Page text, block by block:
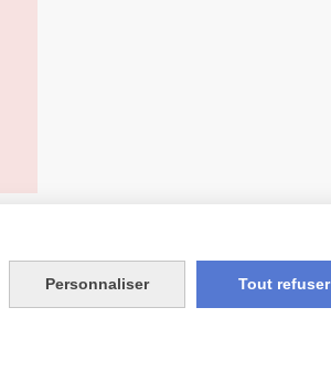
Personnaliser Tout refuser